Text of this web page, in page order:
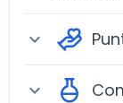
expand_more
expand_more